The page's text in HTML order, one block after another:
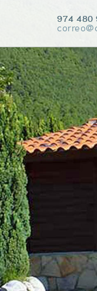
974 480